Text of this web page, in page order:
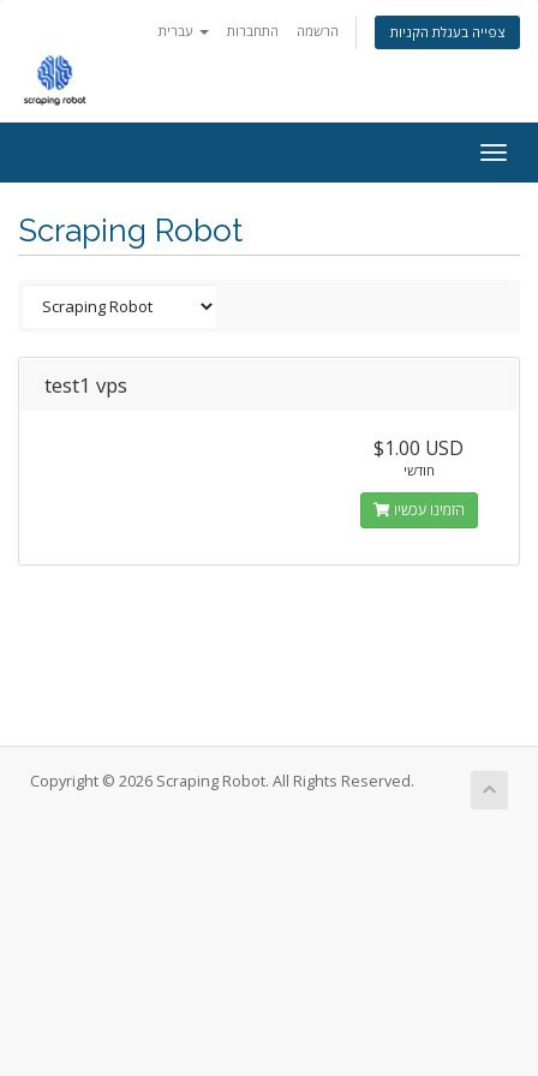
התחברות הרשמה צפייה בעגלת הקניות
Scraping Robot
test1 vps
$1.00 USD
חודשי
הזמינו עכשיו
Copyright © 2026 Scraping Robot. All Rights Reserved.